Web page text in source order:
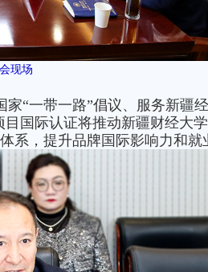
现场
“一带一路”倡议、服务新疆
国际认证将推动新疆财经大
系，提升品牌国际影响力和就